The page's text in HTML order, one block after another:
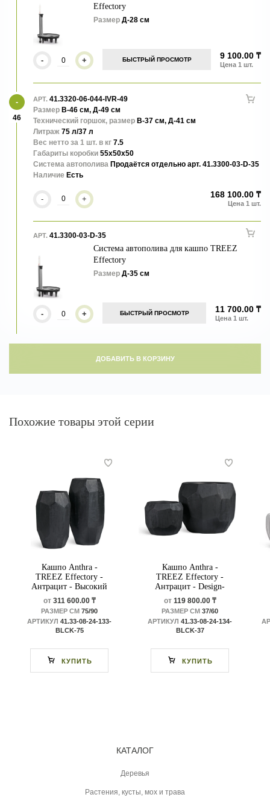
Effectory
Размер Д-28 см
БЫСТРЫЙ ПРОСМОТР
- + 9 100.00 ₸
46
АРТ. 41.3320-06-044-IVR-49
Размер В-46 см, Д-49 см
Технический горшок, размер В-37 см, Д-41 см
Литраж 75 л/37 л
Вес нетто за 1 шт. в кг 7.5
Габариты коробки 55x50x50
Система автополива Продаётся отдельно арт. 41.3300-03-D-35
Наличие Есть
- + 168 100.00 ₸
АРТ. 41.3300-03-D-35
Система автополива для кашпо TREEZ
Effectory
Размер Д-35 см
БЫСТРЫЙ ПРОСМОТР
- + 11 700.00 ₸
ДОБАВИТЬ В КОРЗИНУ
Похожие товары этой серии
Кашпо Anthra -
TREEZ Effectory -
Антрацит - Высокий
Design-многогранник
от311 600.00 ₸
РАЗМЕР СМ 75/90
АРТИКУЛ 41.33-08-24-133-
BLCK-75
КУПИТЬ
Кашпо Anthra -
TREEZ Effectory -
Антрацит - Design-
многогранник
от119 800.00 ₸
РАЗМЕР СМ 37/60
АРТИКУЛ 41.33-08-24-134-
BLCK-37
КУПИТЬ
КАТАЛОГ
Деревья
Растения, кусты, мох и трава